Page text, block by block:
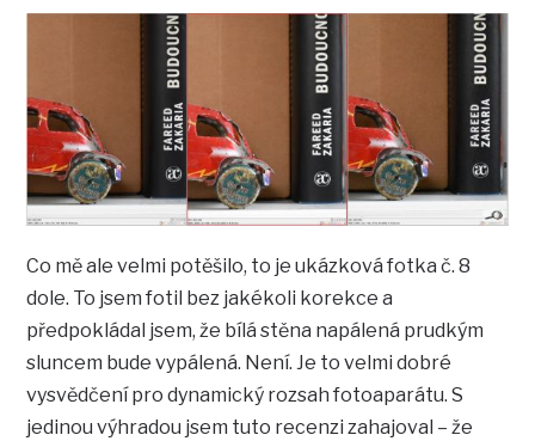
Co mě ale velmi potěšilo, to je ukázková fotka č. 8
dole. To jsem fotil bez jakékoli korekce a
předpokládal jsem, že bílá stěna napálená prudkým
sluncem bude vypálená. Není. Je to velmi dobré
vysvědčení pro dynamický rozsah fotoaparátu. S
jedinou výhradou jsem tuto recenzi zahajoval – že